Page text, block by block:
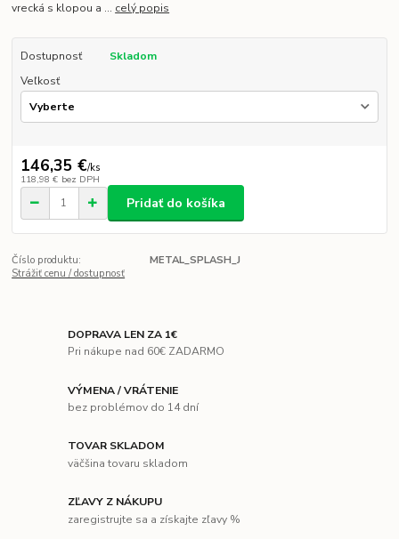
vrecká s klopou a ... celý popis
Dostupnosť
Skladom
Veľkosť
146,35 €/ks
118,98 € bez DPH
Pridať do košíka
Číslo produktu:
METAL_SPLASH_J
Strážiť cenu / dostupnosť
DOPRAVA LEN ZA 1€
Pri nákupe nad 60€ ZADARMO
VÝMENA / VRÁTENIE
bez problémov do 14 dní
TOVAR SKLADOM
väčšina tovaru skladom
ZĽAVY Z NÁKUPU
zaregistrujte sa a získajte zľavy %